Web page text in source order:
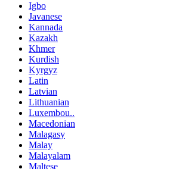
Igbo
Javanese
Kannada
Kazakh
Khmer
Kurdish
Kyrgyz
Latin
Latvian
Lithuanian
Luxembou..
Macedonian
Malagasy
Malay
Malayalam
Maltese